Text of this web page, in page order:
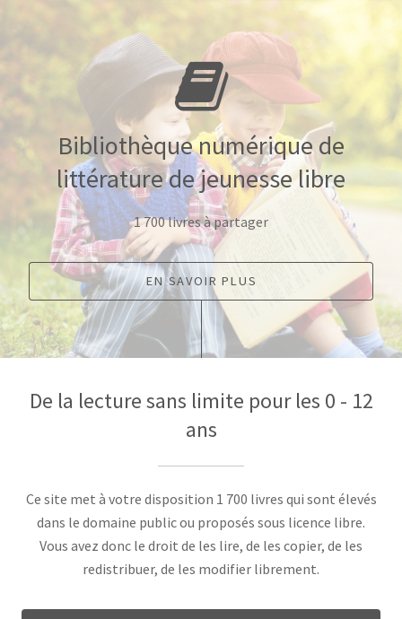
Bibliothèque numériquede
littérature de jeunesse libre
1 700 livres à partager
EN SAVOIR PLUS
De la lecture sans limite pour les 0 - 12
ans
Ce site met à votre disposition 1 700 livres qui sont élevés
dans le domaine public ou proposés sous licence libre.
Vous avez donc le droit de les lire, de les copier, de les
redistribuer, de les modifier librement.